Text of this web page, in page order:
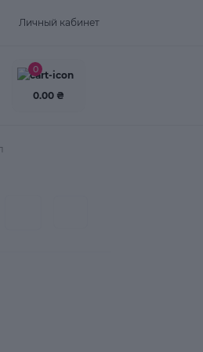
Личный кабинет
0
0.00 ₴